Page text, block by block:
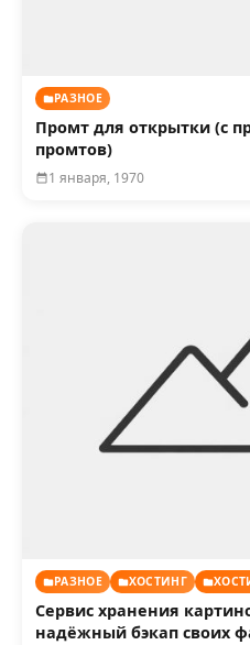
РАЗНОЕ
Промт для открытки (с
промтов)
1 января, 1970
РАЗНОЕ ХОСТИНГ
Сервис хранения
надёжный бэкап своих